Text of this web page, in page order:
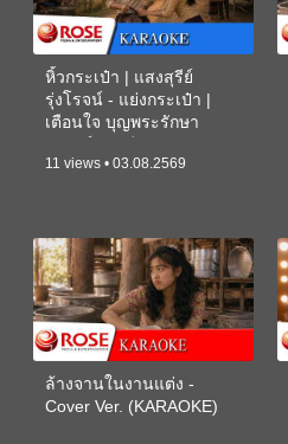
หิ้วกระเป๋า | แสงสุรีย์
รุ่งโรจน์ - แย่งกระเป๋า |
เตือนใจ บุญพระรักษา
11 views • 03.08.2569
ล้างจานในงานแต่ง -
Cover Ver. (KARAOKE)